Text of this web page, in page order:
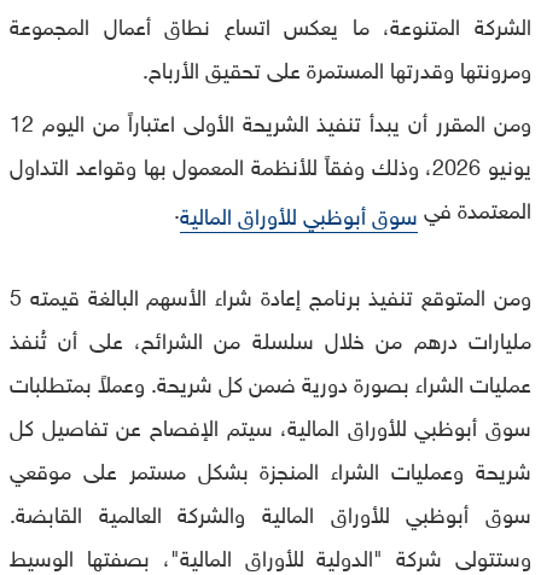
الشركة المتنوعة، ما يعكس اتساع نطاق أعمال المجموعة
ومرونتها وقدرتها المستمرة على تحقيق الأرباح.
ومن المقرر أن يبدأ تنفيذ الشريحة الأولى اعتباراً من اليوم 12
يونيو 2026، وذلك وفقاً للأنظمة المعمول بها وقواعد التداول
المعتمدة فيسوق أبوظبي للأوراق المالية.
ومن المتوقع تنفيذ برنامج إعادة شراء الأسهم البالغة قيمته 5
مليارات درهم من خلال سلسلة من الشرائح، على أن تُنفذ
عمليات الشراء بصورة دورية ضمن كل شريحة. وعملاً بمتطلبات
سوق أبوظبي للأوراق المالية، سيتم الإفصاح عن تفاصيل كل
شريحة وعمليات الشراء المنجزة بشكل مستمر على موقعي
سوق أبوظبي للأوراق المالية والشركة العالمية القابضة.
وستتولى شركة "الدولية للأوراق المالية"، بصفتها الوسيط